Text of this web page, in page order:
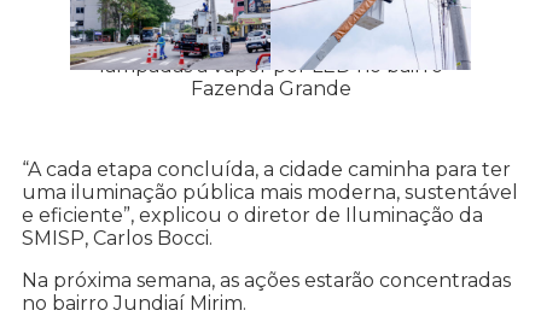
Prefeitura inicia a substituição de
lâmpadas a vapor por LED no bairro
Fazenda Grande
“A cada etapa concluída, a cidade caminha para ter
uma iluminação pública mais moderna, sustentável
e eficiente”, explicou o diretor de Iluminação da
SMISP, Carlos Bocci.
Na próxima semana, as ações estarão concentradas
no bairro Jundiaí Mirim.